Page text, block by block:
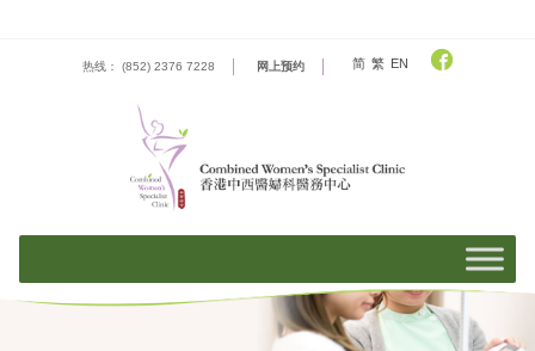
热线： (852) 2376 7228 网上预约 简 繁 EN